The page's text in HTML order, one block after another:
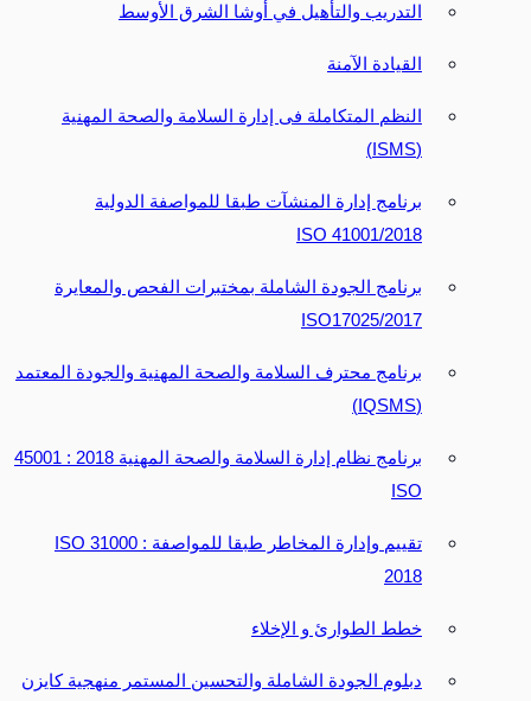
التدريب والتأهيل في أوشا الشرق الأوسط
القيادة الآمنة
النظم المتكاملة فى إدارة السلامة والصحة المهنية
(ISMS)
برنامج إدارة المنشآت طبقا للمواصفة الدولية
41001/2018 ISO
برنامج الجودة الشاملة بمختبرات الفحص والمعايرة
ISO17025/2017
برنامج محترف السلامة والصحة المهنية والجودة المعتمد
(IQSMS)
برنامج نظام إدارة السلامة والصحة المهنية 2018 : 45001
ISO
تقييم وإدارة المخاطر طبقا للمواصفة ISO 31000 :
2018
خطط الطوارئ و الإخلاء
دبلوم الجودة الشاملة والتحسين المستمر منهجية كايزن